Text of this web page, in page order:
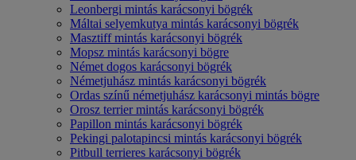
Leonbergi mintás karácsonyi bögrék
Máltai selyemkutya mintás karácsonyi bögrék
Masztiff mintás karácsonyi bögrék
Mopsz mintás karácsonyi bögre
Német dogos karácsonyi bögrék
Németjuhász mintás karácsonyi bögrék
Ordas színű németjuhász karácsonyi mintás bögre
Orosz terrier mintás karácsonyi bögrék
Papillon mintás karácsonyi bögrék
Pekingi palotapincsi mintás karácsonyi bögrék
Pitbull terrieres karácsonyi bögrék